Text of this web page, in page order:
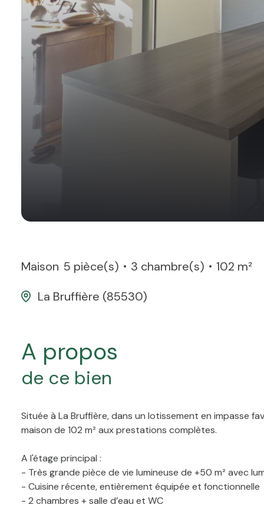
Maison 5 pièce(s) 3 chambre(s)
102 m²
La Bruffière (85530)
a propos
de ce bien
Située à La Bruffière, dans un lotissement en impasse
maison de 102 m² aux prestations complètes.
A l'étage principal :
- Très grande pièce de vie lumineuse de +50 m² avec
- Cuisine récente, entièrement équipée et fonctionnelle
- 2 chambres + salle d’eau et WC